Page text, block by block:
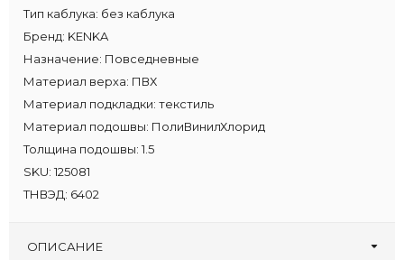
Тип каблука: без каблука
Бренд: KENKA
Назначение: Повседневные
Материал верха: ПВХ
Материал подкладки: текстиль
Материал подошвы: ПолиВинилХлорид
Толщина подошвы: 1.5
SKU: 125081
ТНВЭД: 6402
ОПИСАНИЕ